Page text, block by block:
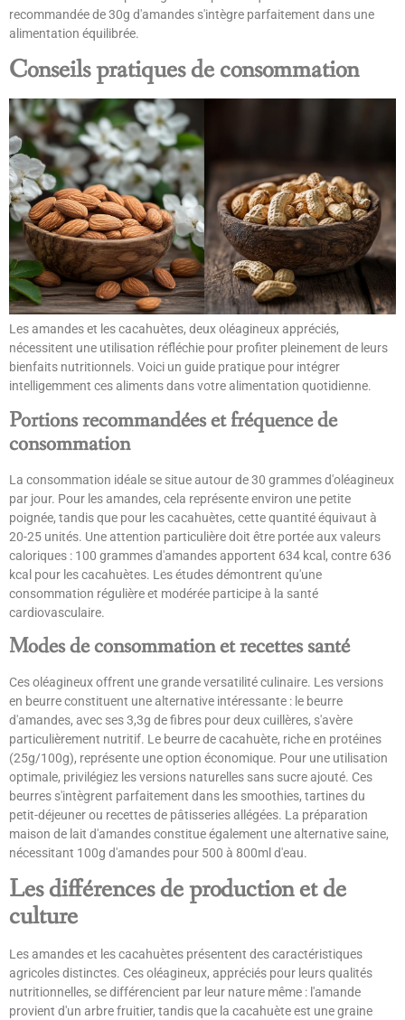
recommandée de 30g d'amandes s'intègre parfaitement dans une
alimentation équilibrée.
Conseils pratiques de consommation
Les amandes et les cacahuètes, deux oléagineux appréciés,
nécessitent une utilisation réfléchie pour profiter pleinement de leurs
bienfaits nutritionnels. Voici un guide pratique pour intégrer
intelligemment ces aliments dans votre alimentation quotidienne.
Portions recommandées et fréquence de
consommation
La consommation idéale se situe autour de 30 grammes d'oléagineux
par jour. Pour les amandes, cela représente environ une petite
poignée, tandis que pour les cacahuètes, cette quantité équivaut à
20-25 unités. Une attention particulière doit être portée aux valeurs
caloriques : 100 grammes d'amandes apportent 634 kcal, contre 636
kcal pour les cacahuètes. Les études démontrent qu'une
consommation régulière et modérée participe à la santé
cardiovasculaire.
Modes de consommation et recettes santé
Ces oléagineux offrent une grande versatilité culinaire. Les versions
en beurre constituent une alternative intéressante : le beurre
d'amandes, avec ses 3,3g de fibres pour deux cuillères, s'avère
particulièrement nutritif. Le beurre de cacahuète, riche en protéines
(25g/100g), représente une option économique. Pour une utilisation
optimale, privilégiez les versions naturelles sans sucre ajouté. Ces
beurres s'intègrent parfaitement dans les smoothies, tartines du
petit-déjeuner ou recettes de pâtisseries allégées. La préparation
maison de lait d'amandes constitue également une alternative saine,
nécessitant 100g d'amandes pour 500 à 800ml d'eau.
Les différences de production et de
culture
Les amandes et les cacahuètes présentent des caractéristiques
agricoles distinctes. Ces oléagineux, appréciés pour leurs qualités
nutritionnelles, se différencient par leur nature même : l'amande
provient d'un arbre fruitier, tandis que la cacahuète est une graine